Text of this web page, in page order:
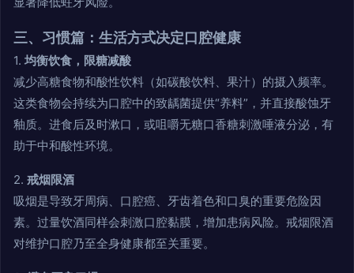
三、习惯篇：生活方式决定口腔健康
1. 均衡饮食，限糖减酸
减少高糖食物和酸性饮料（如碳酸饮料、果汁）的摄入频率。
这类食物会持续为口腔中的致龋菌提供“养料”，并直接酸蚀牙
釉质。进食后及时漱口，或咀嚼无糖口香糖刺激唾液分泌，有
助于中和酸性环境。
2. 戒烟限酒
吸烟是导致牙周病、口腔癌、牙齿着色和口臭的重要危险因
素。过量饮酒同样会刺激口腔黏膜，增加患病风险。戒烟限酒
对维护口腔乃至全身健康都至关重要。